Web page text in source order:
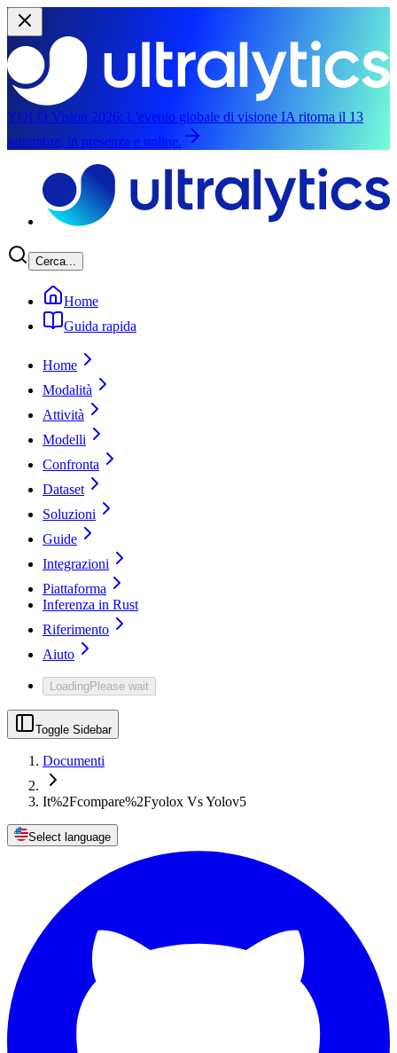
YOLO Vision 2026: L'evento globale di visione IA ritorna il 13
settembre, in presenza e online.
Cerca...
Home
Guida rapida
Home
Modalità
Attività
Modelli
Confronta
Dataset
Soluzioni
Guide
Integrazioni
Piattaforma
Inferenza in Rust
Riferimento
Aiuto
LoadingPlease wait
Toggle Sidebar
Documenti
It%2Fcompare%2Fyolox Vs Yolov5
Select language